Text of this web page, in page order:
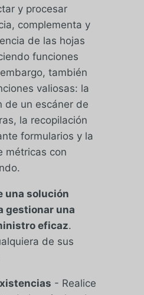
y procesar
complementa y
de las hojas
funciones
también
valiosas: la
de un escáner de
la recopilación
formularios y la
métricas con
una solución
gestionar una
eficaz.
de sus
- Realice